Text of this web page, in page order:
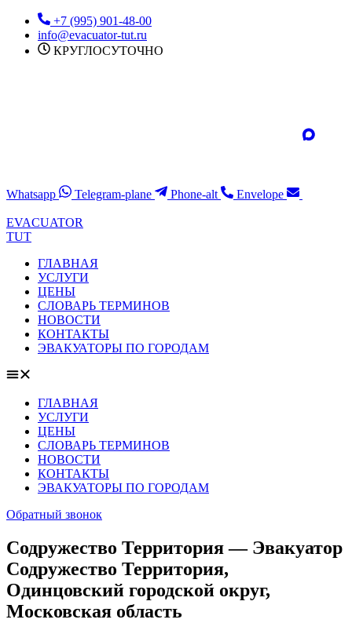
Перейти
содержимому
+7 (995) 901-48-00
info@evacuator-tut.ru
КРУГЛОСУТОЧНО
Whatsapp Telegram-plane Phone-alt Envelope
EVACUATOR
TUT
ГЛАВНАЯ
УСЛУГИ
ЦЕНЫ
СЛОВАРЬ ТЕРМИНОВ
НОВОСТИ
КОНТАКТЫ
ЭВАКУАТОРЫ ПО ГОРОДАМ
ГЛАВНАЯ
УСЛУГИ
ЦЕНЫ
СЛОВАРЬ ТЕРМИНОВ
НОВОСТИ
КОНТАКТЫ
ЭВАКУАТОРЫ ПО ГОРОДАМ
Обратный звонок
Содружество Территория — Эвакуатор
Содружество Территория,
Одинцовский городской округ,
Московская область